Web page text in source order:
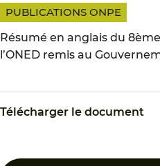
PUBLICATIONS ONPE
Résumé en anglais du
l’ONED remis au
Télécharger le document